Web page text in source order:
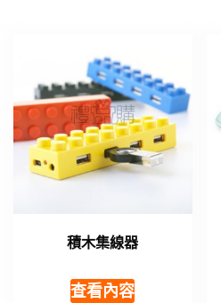
積木集線器
查看內容